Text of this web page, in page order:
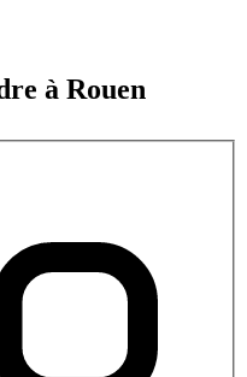
à Rouen